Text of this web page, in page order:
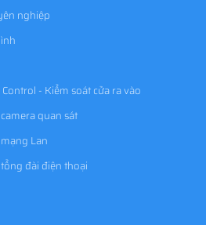
nghiệp
- Kiểm soát cửa ra vào
quan sát
Lan
đài điện thoại